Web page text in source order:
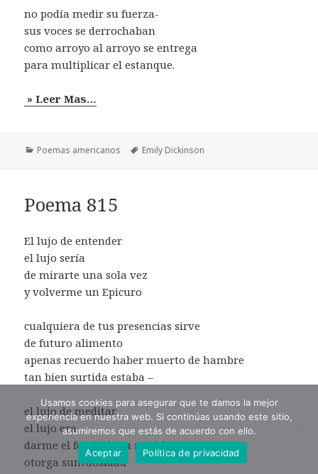
no podía medir su fuerza-
sus voces se derrochaban
como arroyo al arroyo se entrega
para multiplicar el estanque.
» Leer Mas…
Categorías
Poemas americanos Etiquetas
Emily Dickinson
Poema 815
El lujo de entender
el lujo sería
de mirarte una sola vez
y volverme un Epicuro
cualquiera de tus presencias sirve
de futuro alimento
apenas recuerdo haber muerto de hambre
tan bien surtida estaba –
el lujo de meditar
el lujo era
darme el festín de tu semblante
otorga suntuosidad
Usamos cookies para asegurar que te damos la mejor
experiencia en nuestra web. Si continúas usando este sitio,
asumiremos que estás de acuerdo con ello.
Aceptar
Política de privacidad